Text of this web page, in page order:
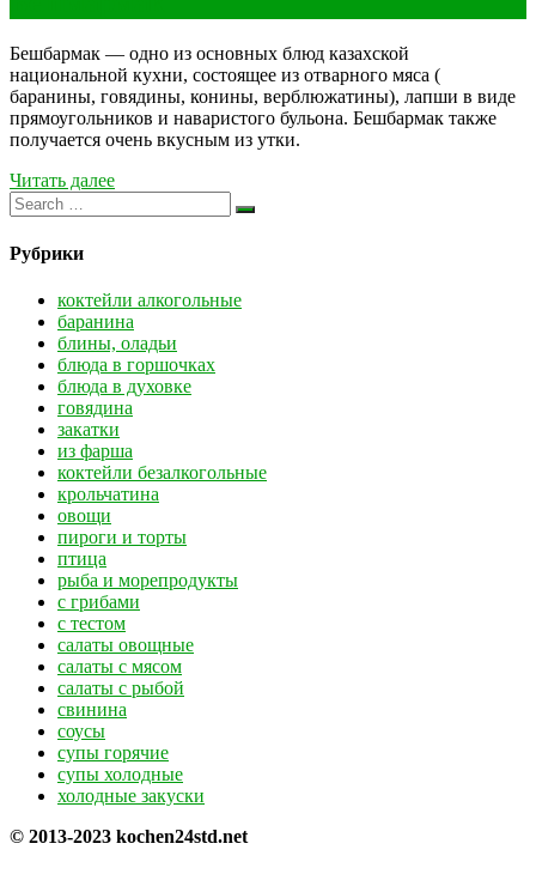
Бешбармак — одно из основных блюд казахской
национальной кухни, состоящее из отварного мяса (
баранины, говядины, конины, верблюжатины), лапши в виде
прямоугольников и наваристого бульона. Бешбармак также
получается очень вкусным из утки.
Читать далее
Рубрики
коктейли алкогольные
баранина
блины, оладьи
блюда в горшочках
блюда в духовке
говядина
закатки
из фарша
коктейли безалкогольные
крольчатина
овощи
пироги и торты
птица
рыба и морепродукты
с грибами
с тестом
салаты овощные
салаты с мясом
салаты с рыбой
свинина
соусы
супы горячие
супы холодные
холодные закуски
© 2013-2023 kochen24std.net